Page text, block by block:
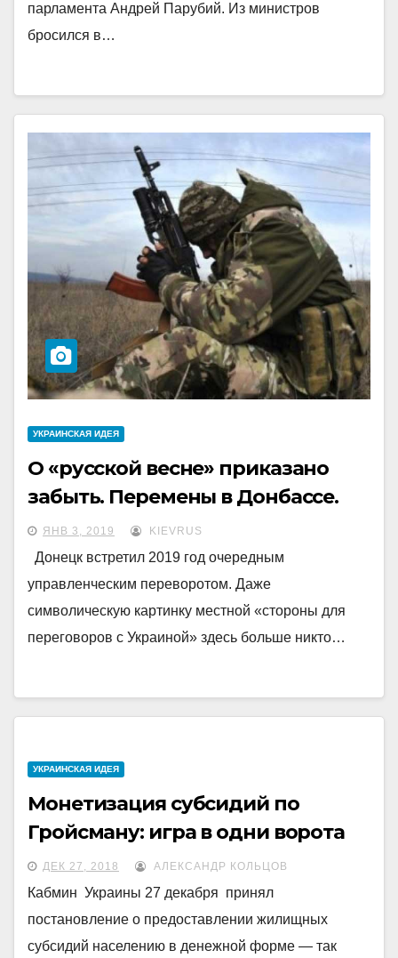
парламента Андрей Парубий. Из министров
бросился в…
УКРАИНCКАЯ ИДЕЯ
О «русской весне» приказано
забыть. Перемены в Донбассе.
ЯНВ 3, 2019 KIEVRUS
Донецк встретил 2019 год очередным
управленческим переворотом. Даже
символическую картинку местной «стороны для
переговоров с Украиной» здесь больше никто…
УКРАИНCКАЯ ИДЕЯ
Монетизация субсидий по
Гройсману: игра в одни ворота
ДЕК 27, 2018 АЛЕКСАНДР КОЛЬЦОВ
Кабмин Украины 27 декабря принял
постановление о предоставлении жилищных
субсидий населению в денежной форме — так